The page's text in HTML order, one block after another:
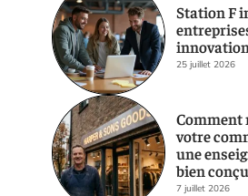
Station F
25 juillet 2026
votre
une
bien
7 juillet 2026